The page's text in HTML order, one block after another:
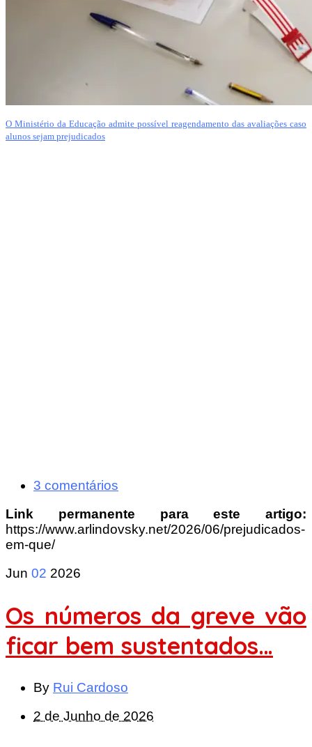
O Ministério da Educação admite possível reagendamento das avaliações caso
alunos sejam prejudicados
3 comentários
Link permanente para este artigo:
https://www.arlindovsky.net/2026/06/prejudicados-
em-que/
Jun 02 2026
Os números da greve vão
ficar bem sustentados…
By Rui Cardoso
2 de Junho de 2026